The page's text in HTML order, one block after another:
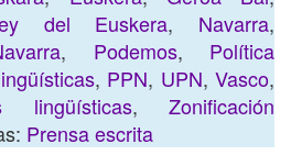
del Euskera, Navarra,
, Podemos, Política
, PPN, UPN,Vasco,
lingüísticas,Zonificación
Prensa escrita